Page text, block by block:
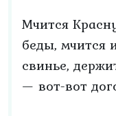
Мчится
беды, мчится
свинье,
— вот-вот